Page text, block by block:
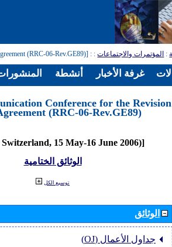
: المؤتمرات والاجتماعات:
: [Regional Radiocommunication Conference for the Revision of the GE89 Agreement (RRC-06-Rev.GE89)]
Conference for the
(RRC-06-Rev.GE89)]
[(Geneva, Switzerland, 15 May-16 June 2006)]
الوثائق الختامية
توسيع الكل
الوثائق
جداول الأعمال (OJ)
أنشطة غرفة الأخبار